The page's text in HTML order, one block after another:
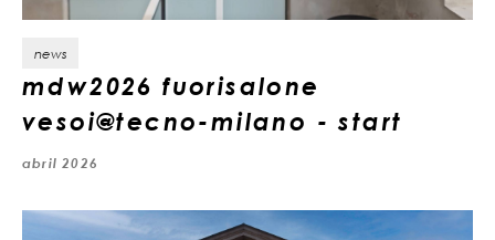
news
mdw2026 fuorisalone
vesoi@tecno-milano - start
abril 2026